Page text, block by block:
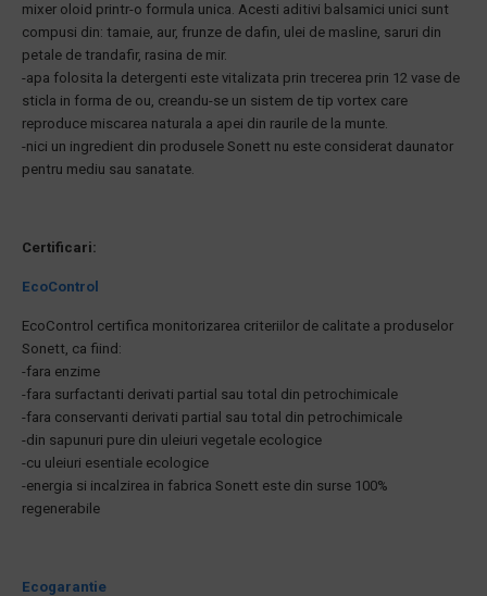
mixer oloid printr-o formula unica. Acesti aditivi balsamici unici sunt
compusi din: tamaie, aur, frunze de dafin, ulei de masline, saruri din
petale de trandafir, rasina de mir.
-apa folosita la detergenti este vitalizata prin trecerea prin 12 vase de
sticla in forma de ou, creandu-se un sistem de tip vortex care
reproduce miscarea naturala a apei din raurile de la munte.
-nici un ingredient din produsele Sonett nu este considerat daunator
pentru mediu sau sanatate.
Certificari:
EcoControl
EcoControl certifica monitorizarea criteriilor de calitate a produselor
Sonett, ca fiind:
-fara enzime
-fara surfactanti derivati partial sau total din petrochimicale
-fara conservanti derivati partial sau total din petrochimicale
-din sapunuri pure din uleiuri vegetale ecologice
-cu uleiuri esentiale ecologice
-energia si incalzirea in fabrica Sonett este din surse 100%
regenerabile
Ecogarantie